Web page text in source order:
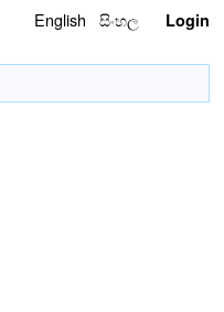
English සිංහල Login